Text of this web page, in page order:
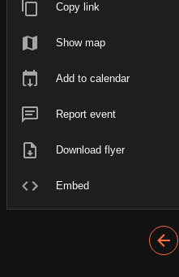
Copy link
Show map
Add to calendar
Report event
Download flyer
Embed